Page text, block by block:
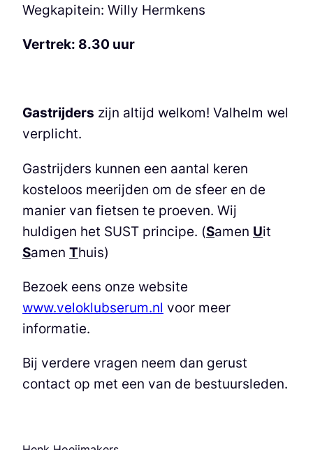
Wegkapitein: Willy Hermkens
Vertrek: 8.30 uur
Gastrijders zijn altijd welkom! Valhelm wel
verplicht.
Gastrijders kunnen een aantal keren
kosteloos meerijden om de sfeer en de
manier van fietsen te proeven. Wij
huldigen het SUST principe. (Samen Uit
Samen Thuis)
Bezoek eens onze website
www.veloklubserum.nl voor meer
informatie.
Bij verdere vragen neem dan gerust
contact op met een van de bestuursleden.